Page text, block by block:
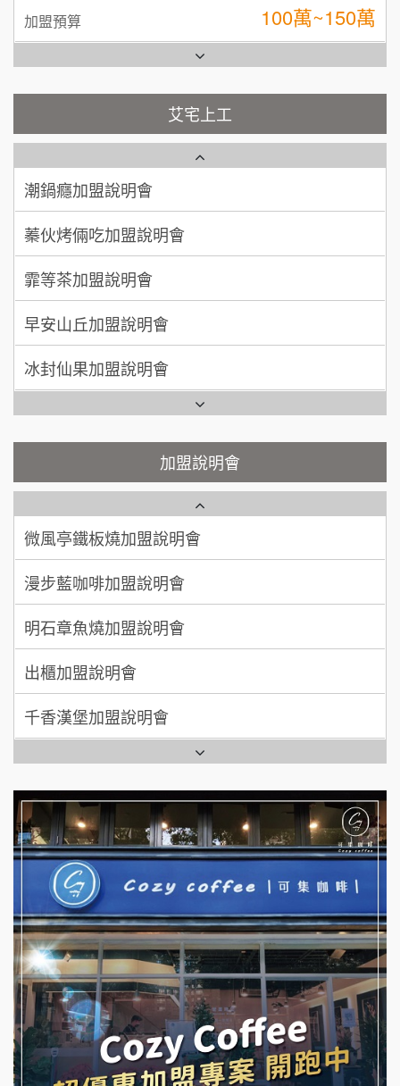
加盟預算 100萬 ~ 200萬
吳 先生/小姐 屏東縣
加盟預算 100萬~200萬
周 先生/小姐 台北
加盟預算 100萬 ~150萬
徐 先生/小姐 新北市
加盟預算
何 先生/小姐
加盟預算
呂 先生/小姐
加盟預算 200萬~400萬
顏 先生/小姐 台北市
廖 先生/小姐 高雄市
加盟預算
艾宅上工
台灣G湯加盟說明會
NU PASTA義大利麵加盟說明會
潮鍋癮加盟說明會
蓁伙烤倆吃加盟說明會
霏等茶加盟說明會
早安山丘加盟說明會
冰封仙果加盟說明會
Ramble Café 漫步藍咖啡加盟說明會
微風亭鐵板燒加盟說明會
【曉妍美妝】誠徵行政櫃檯
自助洗衣店誠徵代洗收送人員(台中市)
MUSHEN徵SPA美容芳療師
日十。早午食加盟說明會
拾鑶火鍋加盟說明會
全家加盟說明會
台灣G湯加盟說明會
彭富貴加盟說明會
NU PASTA義大利麵加盟說明會
潮鍋癮加盟說明會
蓁伙烤倆吃加盟說明會
霏等茶加盟說明會
早安山丘加盟說明會
加盟說明會
藍象廷泰式火鍋加盟說明會
日十。早午食加盟說明會
上宇林加盟說明會
莫尼早餐Morni加盟說明會
手作功夫茶加盟說明會
SHARE TEA歇腳亭加盟說明會
潮味決-湯滷專門店加盟說明會
鮮茶道加盟說明會
微風亭鐵板燒加盟說明會
漫步藍咖啡加盟說明會
明石章魚燒加盟說明會
出櫃加盟說明會
千香漢堡加盟說明會
七盞茶加盟說明會
拉亞漢堡加盟說明會
杜芳子古味茶鋪加盟說明會
優握握×酸奶大獅加盟說明會
冬城門加盟說明會
拾鑶火鍋加盟說明會
阿性情趣無人販售所加盟明會
龍涎居好湯加盟說明會
舒油頭加盟說明會